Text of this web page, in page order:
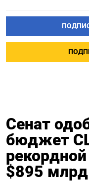
Сенат
бюджет
$895 млрд